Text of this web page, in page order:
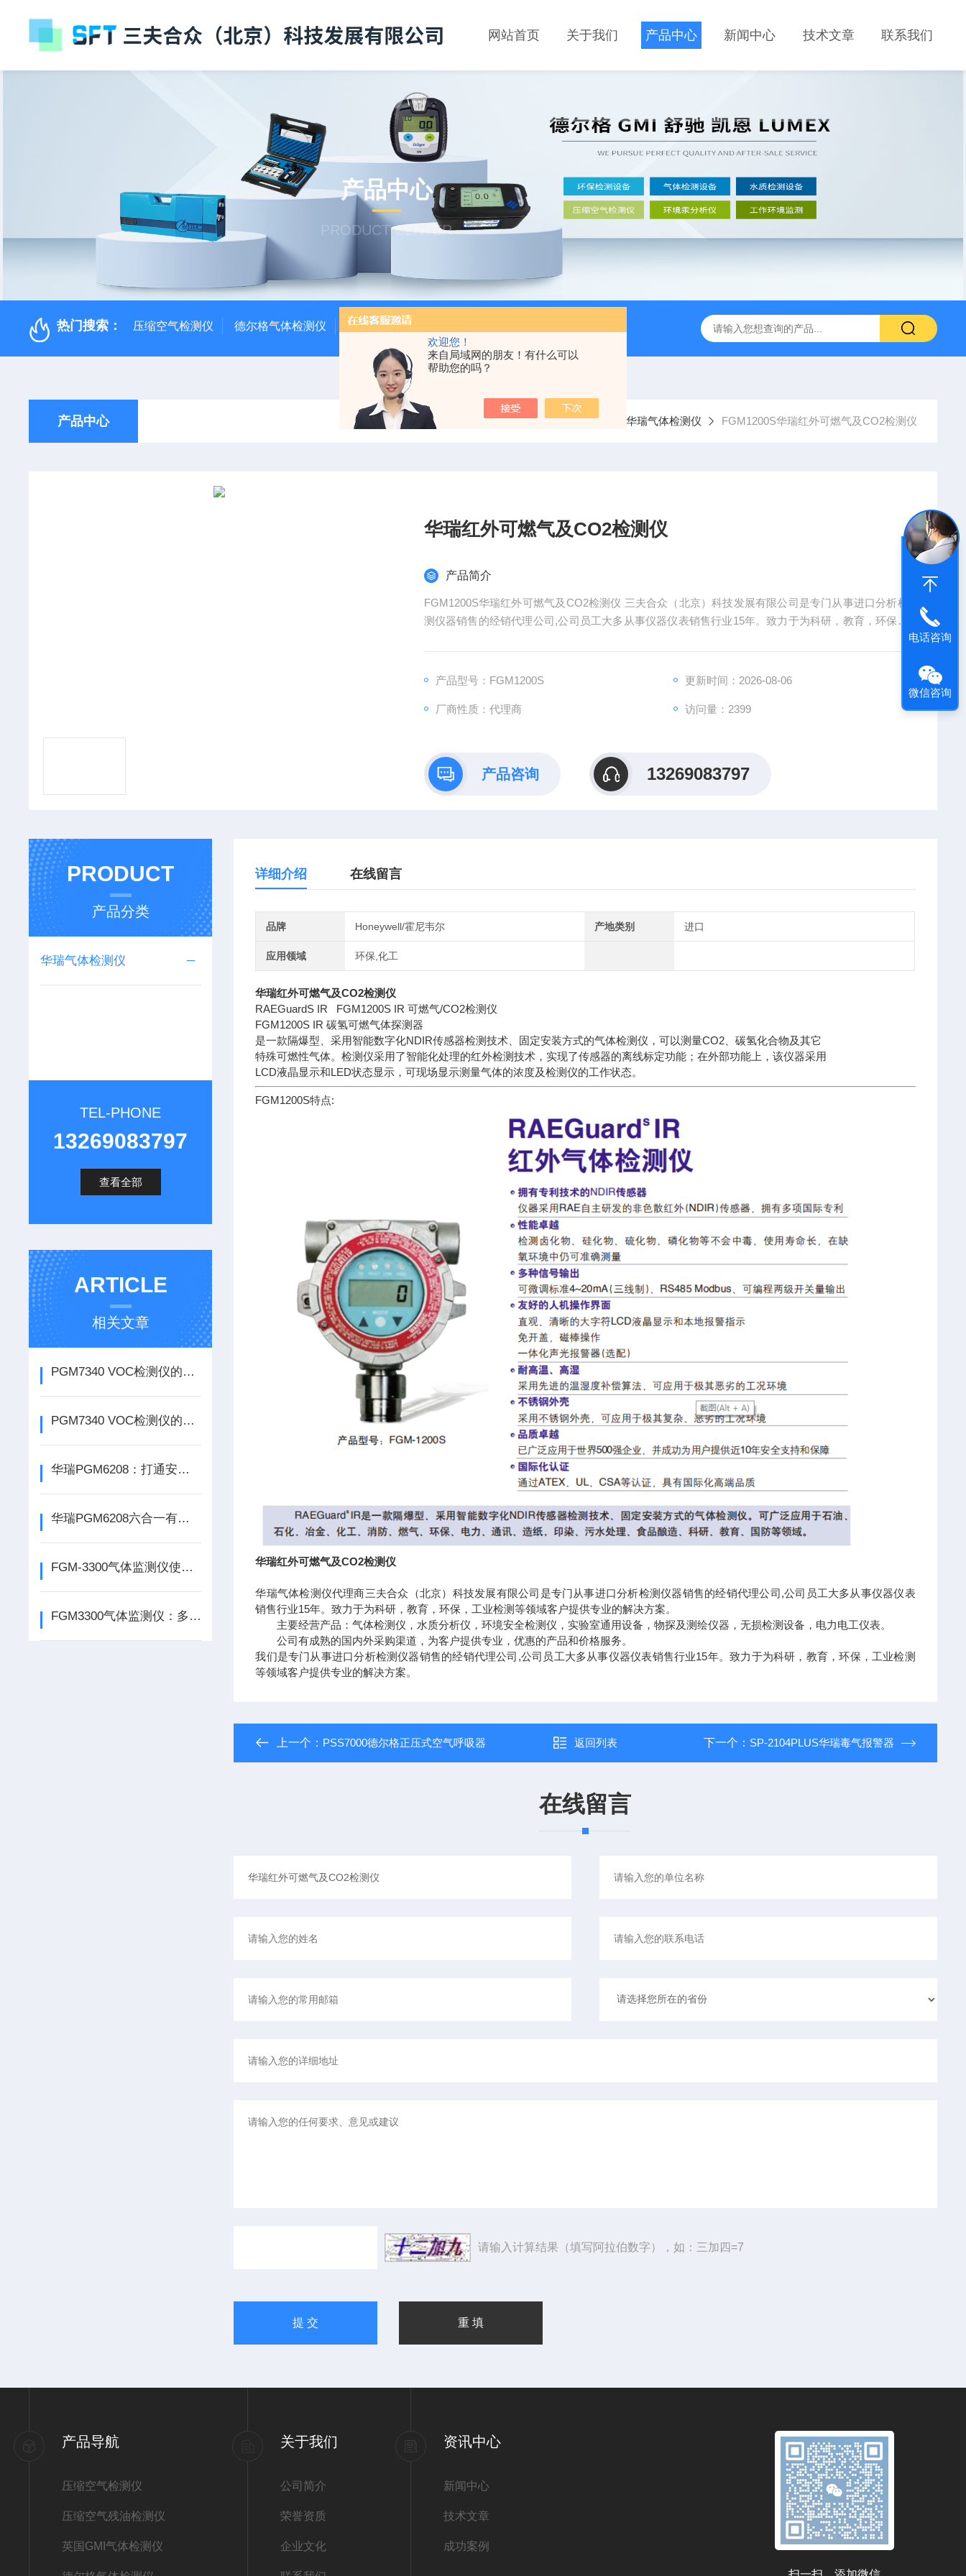
欢迎您！
来自局域网的朋友！有什么可以
帮助您的吗？
网站首页 关于我们 产品中心 新闻中心 技术文章 联系我们
产品中心
PRODUCT CENTER
热门搜索： 压缩空气检测仪 德尔格气体检测仪 GMI气体检测仪
产品中心 当前位置：首页 产品中心 华瑞气体检测仪 FGM1200S华瑞红外可燃气及CO2检测仪
华瑞红外可燃气及CO2检测仪
产品简介
FGM1200S华瑞红外可燃气及CO2检测仪 三夫合众（北京）科技发展有限公司是专门从事进口分析检
测仪器销售的经销代理公司,公司员工大多从事仪器仪表销售行业15年。致力于为科研，教育，环保，
产品型号：FGM1200S 更新时间：2026-08-06
厂商性质：代理商 访问量：2399
产品咨询 13269083797
PRODUCT
产品分类
华瑞气体检测仪
TEL-PHONE
13269083797
查看全部
ARTICLE
相关文章
PGM7340 VOC检测仪的应用价值与社会使用意义
PGM7340 VOC检测仪的多场景适配性能优势
华瑞PGM6208：打通安全检测从备勤到处置的全链路
华瑞PGM6208六合一有毒有害气体检测仪的核心价值体现
FGM-3300气体监测仪使用前的准备有哪些？
FGM3300气体监测仪：多重安全防护设计，筑牢作业安全防线
详细介绍 在线留言
品牌 Honeywell/霍尼韦尔 产地类别 进口
应用领域 环保,化工
华瑞红外可燃气及CO2检测仪
RAEGuardS IR FGM1200S IR 可燃气/CO2检测仪
FGM1200S IR 碳氢可燃气体探测器
是一款隔爆型、采用智能数字化NDIR传感器检测技术、固定安装方式的气体检测仪，可以测量CO2、碳氢化合物及其它
特殊可燃性气体。检测仪采用了智能化处理的红外检测技术，实现了传感器的离线标定功能；在外部功能上，该仪器采用
LCD液晶显示和LED状态显示，可现场显示测量气体的浓度及检测仪的工作状态。
FGM1200S特点:
华瑞红外可燃气及CO2检测仪
华瑞气体检测仪代理商三夫合众（北京）科技发展有限公司是专门从事进口分析检测仪器销售的经销代理公司,公司员工大多从事仪器仪表
销售行业15年。致力于为科研，教育，环保，工业检测等领域客户提供专业的解决方案。
主要经营产品：气体检测仪，水质分析仪，环境安全检测仪，实验室通用设备，物探及测绘仪器，无损检测设备，电力电工仪表。
公司有成熟的国内外采购渠道，为客户提供专业，优惠的产品和价格服务。
我们是专门从事进口分析检测仪器销售的经销代理公司,公司员工大多从事仪器仪表销售行业15年。致力于为科研，教育，环保，工业检测
等领域客户提供专业的解决方案。
上一个： PSS7000德尔格正压式空气呼吸器 返回列表 下一个： SP-2104PLUS华瑞毒气报警器
在线留言
请输入计算结果（填写阿拉伯数字），如：三加四=7
产品导航
压缩空气检测仪
压缩空气残油检测仪
英国GMI气体检测仪
关于我们
公司简介
荣誉资质
企业文化
资讯中心
新闻中心
技术文章
成功案例
电话咨询
微信咨询